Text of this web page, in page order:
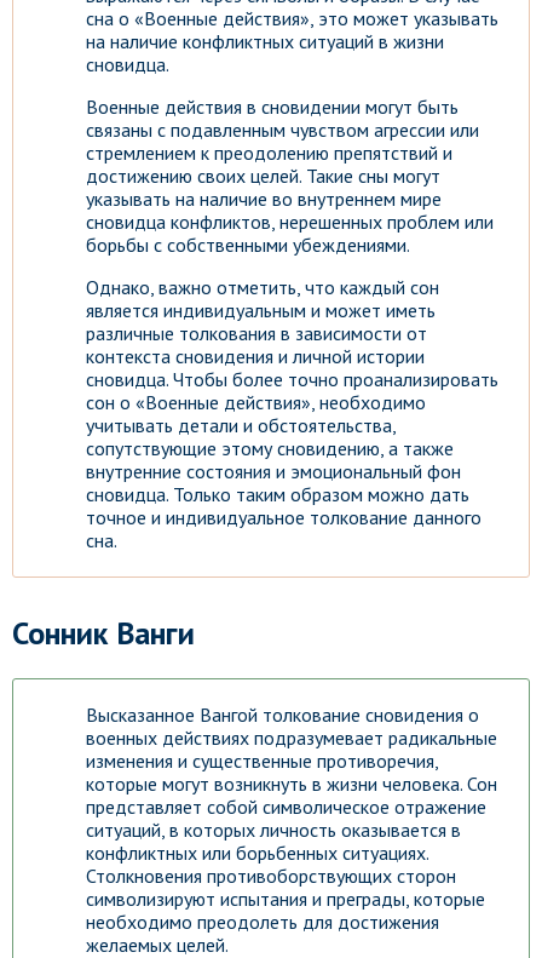
сна о «Военные действия», это может указывать
на наличие конфликтных ситуаций в жизни
сновидца.
Военные действия в сновидении могут быть
связаны с подавленным чувством агрессии или
стремлением к преодолению препятствий и
достижению своих целей. Такие сны могут
указывать на наличие во внутреннем мире
сновидца конфликтов, нерешенных проблем или
борьбы с собственными убеждениями.
Однако, важно отметить, что каждый сон
является индивидуальным и может иметь
различные толкования в зависимости от
контекста сновидения и личной истории
сновидца. Чтобы более точно проанализировать
сон о «Военные действия», необходимо
учитывать детали и обстоятельства,
сопутствующие этому сновидению, а также
внутренние состояния и эмоциональный фон
сновидца. Только таким образом можно дать
точное и индивидуальное толкование данного
сна.
Сонник Ванги
Высказанное Вангой толкование сновидения о
военных действиях подразумевает радикальные
изменения и существенные противоречия,
которые могут возникнуть в жизни человека. Сон
представляет собой символическое отражение
ситуаций, в которых личность оказывается в
конфликтных или борьбенных ситуациях.
Столкновения противоборствующих сторон
символизируют испытания и преграды, которые
необходимо преодолеть для достижения
желаемых целей.